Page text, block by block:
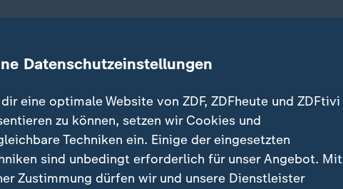
Deutschland - Impressionen
Datenschutzeinstellungen
eine optimale Website von ZDF, ZDFheute und ZDFtivi
zu können, setzen wir Cookies und
Techniken ein. Einige der eingesetzten
sind unbedingt erforderlich für unser Angebot. Mit
Zustimmung dürfen wir und unsere Dienstleister